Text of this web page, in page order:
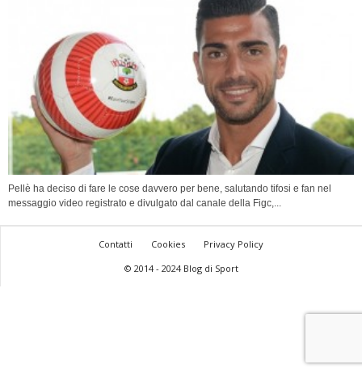
Pellè ha deciso di fare le cose davvero per bene, salutando tifosi e fan nel
messaggio video registrato e divulgato dal canale della Figc,...
Contatti Cookies
Privacy Policy
© 2014 - 2024 Blog di Sport